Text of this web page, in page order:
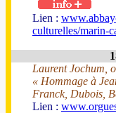
Lien :
culturelles/marin-
Laurent Jochum,
« Hommage à
Franck, Dubois,
Lien :